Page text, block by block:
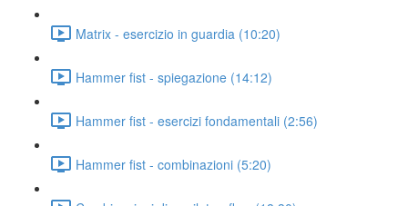
Matrix - esercizio in guardia (10:20)
Hammer fist - spiegazione (14:12)
Hammer fist - esercizi fondamentali (2:56)
Hammer fist - combinazioni (5:20)